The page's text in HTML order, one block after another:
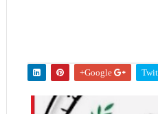
Google+